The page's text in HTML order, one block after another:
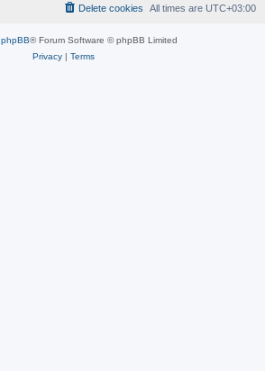
All times are UTC+03:00
Delete cookies
phpBB® Forum Software © phpBB Limited
Privacy| Terms